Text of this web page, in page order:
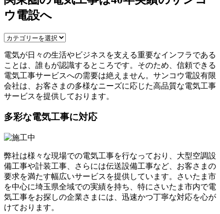
ウ電設へ
電気が日々の生活やビジネスを支える重要なインフラである
ことは、誰もが認識するところです。そのため、信頼できる
電気工事サービスへの需要は絶えません。サンコウ電設有限
会社は、お客さまの多様なニーズに応じた高品質な電気工事
サービスを提供しております。
多彩な電気工事に対応
弊社は様々な現場での電気工事を行なっており、大型空調設
備工事や計装工事、さらには伝送設備工事など、お客さまの
要求を満たす幅広いサービスを提供しています。さいたま市
を中心に埼玉県全域での実績を持ち、特にさいたま市内で電
気工事をお探しの企業さまには、迅速かつ丁寧な対応を心が
けております。